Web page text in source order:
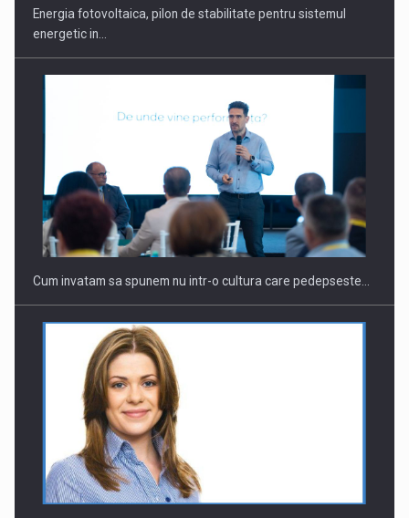
Energia fotovoltaica, pilon de stabilitate pentru sistemul
energetic in…
Cum invatam sa spunem nu intr-o cultura care pedepseste…